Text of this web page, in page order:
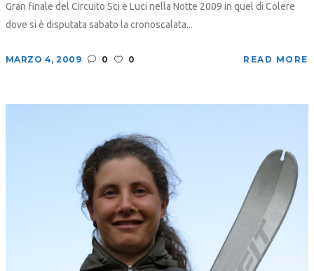
Gran finale del Circuito Sci e Luci nella Notte 2009 in quel di Colere
dove si è disputata sabato la cronoscalata...
MARZO 4, 2009 0 0 READ MORE